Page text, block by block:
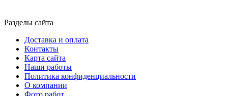
Разделы сайта
Доставка и оплата
Контакты
Карта сайта
Наши работы
Политика конфиденциальности
О компании
Фото работ